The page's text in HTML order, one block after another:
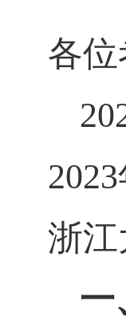
各位
2023
浙
一